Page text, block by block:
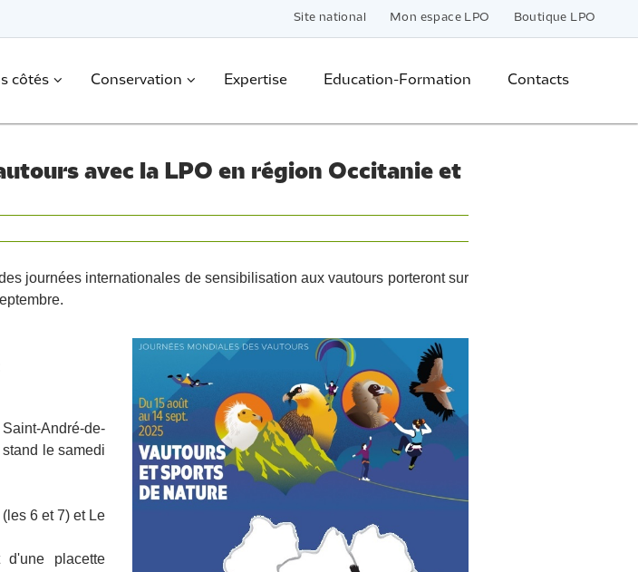
Site national Mon espace LPO Boutique LPO
côtés Conservation Expertise Education-Formation Contacts
avec la LPO en région Occitanie et
journées internationales de sensibilisation aux vautours porteront sur
André-de-
le samedi
6 et 7) et Le
d'une placette